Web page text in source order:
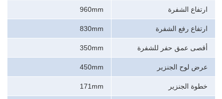
ارتفاع الشفرة 960mm
ارتفاع رفع الشفرة 830mm
أقصى عمق حفر للشفرة 350mm
عرض لوح الجنزير 450mm
خطوة الجنزير 171mm